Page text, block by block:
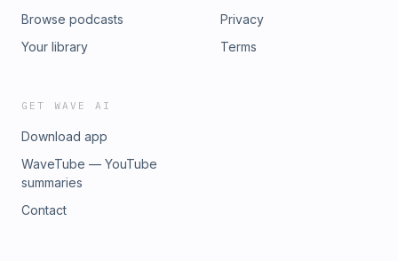
Browse podcasts
Your library
Privacy
Terms
GET WAVE AI
Download app
WaveTube — YouTube
summaries
Contact